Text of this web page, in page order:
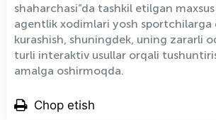
shaharchasi”da tashkil etilgan
agentlik xodimlari yosh sportchilarga
kurashish, shuningdek, uning zararli
turli interaktiv usullar orqali
amalga oshirmoqda.
Chop etish